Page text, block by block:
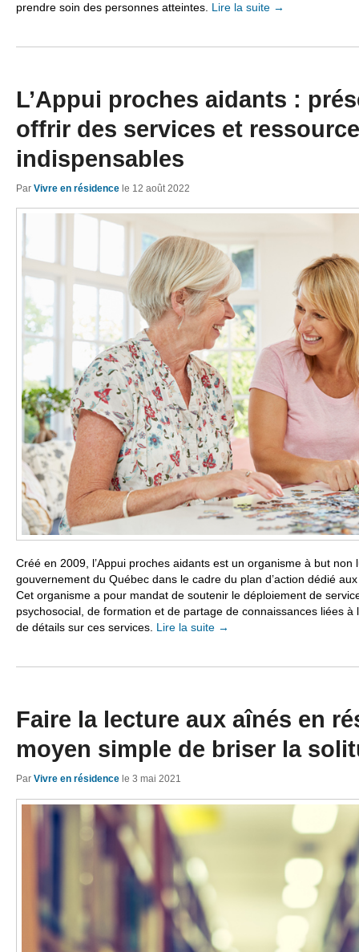
prendre soin des personnes atteintes. Lire la suite →
L’Appui proches aidants :
offrir des services et
indispensables
Par Vivre en résidence le 12 août 2022
Créé en 2009, l’Appui proches aidants est un organisme à but non
gouvernement du Québec dans le cadre du plan d’action dédié
Cet organisme a pour mandat de soutenir le déploiement de
psychosocial, de formation et de partage de connaissances liées à
de détails sur ces services. Lire la suite →
Faire la lecture aux aînés en
moyen simple de briser la
Par Vivre en résidence le 3 mai 2021